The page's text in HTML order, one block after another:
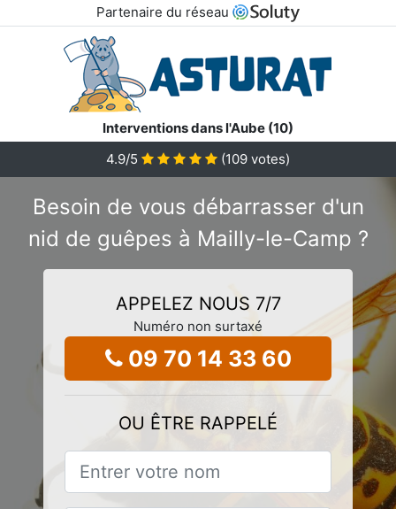
Partenaire du réseau
Interventions dans l'Aube (10)
4.9/5 (109 votes)
Besoin de vous débarrasser d'un
nid de guêpes à Mailly-le-Camp ?
APPELEZ NOUS 7/7
Numéro non surtaxé
09 70 14 33 60
OU ÊTRE RAPPELÉ